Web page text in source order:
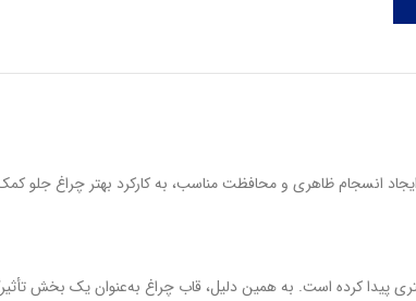
پیدا کرده است. به همین دلیل، قاب چراغ به‌عنوان یک بخش